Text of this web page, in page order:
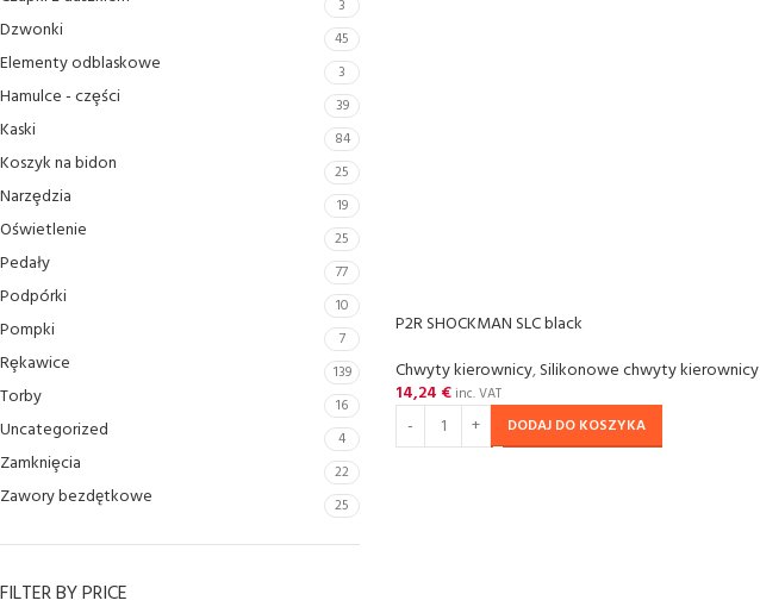
3
Dzwonki 45
Elementy odblaskowe 3
Hamulce - czȩści 39
Kaski 84
Koszyk na bidon 25
Narzȩdzia 19
Oświetlenie 25
Pedały 77
Podpórki 10
Pompki 7
Rȩkawice 139
Torby 16
Uncategorized 4
Zamkniȩcia 22
Zawory bezdętkowe 25
FILTER BY PRICE
P2R SHOCKMAN SLC black
Chwyty kierownicy,Silikonowe chwyty kierownicy
14,24 € inc. VAT
DODAJ DO KOSZYKA